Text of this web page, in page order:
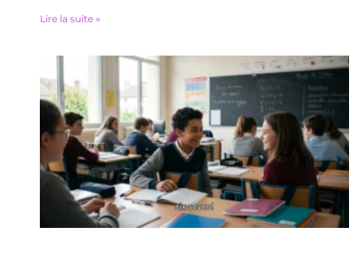
Lire la suite »